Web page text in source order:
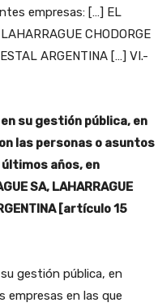
empresas: […] EL
CHODORGE
ARGENTINA […] VI.-
su gestión pública, en
las personas o asuntos
años, en
SA, LAHARRAGUE
[artículo 15
gestión pública, en
empresas en las que